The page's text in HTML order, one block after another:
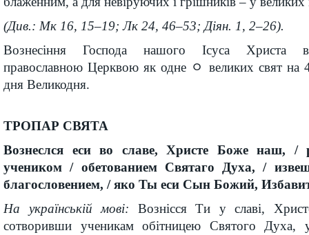
(Див.: Мк 16, 15–19; Лк 24, 46–53; Діян. 1, 2–26).
Вознесіння Господа нашого Ісуса Христа
православною Церквою як одне ﾷ великих свят на
дня Великодня.
ТРОПАР СВЯТА
Вознеслся еси во славе, Христе Боже наш, /
учеником / обетованием Святаго Духа, /
благословением, / яко Ты еси Сын Божий,
На українській мові: Вознісся Ти у славі,
сотворивши ученикам обітницею Святого Духа,